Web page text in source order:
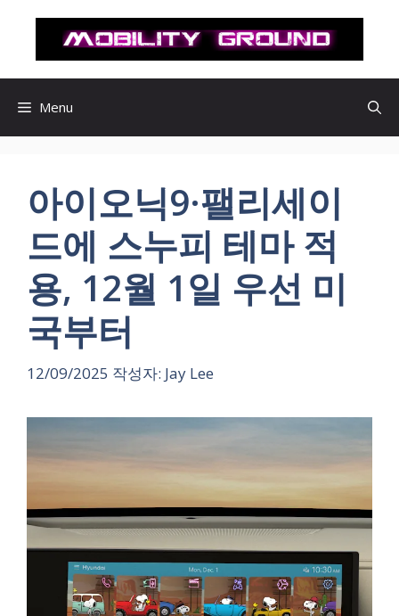
로
Menu
아이오닉9·팰리세이
드에 스누피 테마 적
용, 12월 1일 우선 미
국부터
12/09/2025 작성자: Jay Lee